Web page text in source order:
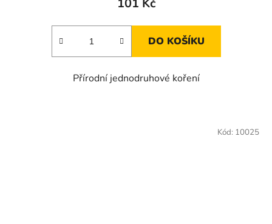
101 Kč
DO KOŠÍKU
Přírodní jednodruhové koření
Kód: 10025